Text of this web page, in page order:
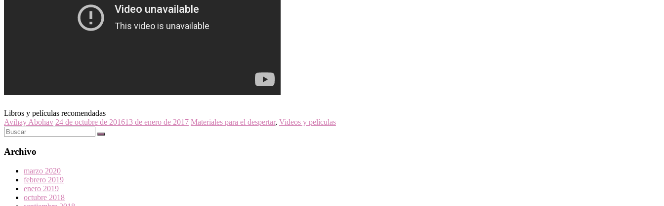
Libros y películas recomendadas
Avihay Abohav 24 de octubre de 201613 de enero de 2017 Materiales para el despertar, Videos y películas
Archivo
marzo 2020
febrero 2019
enero 2019
octubre 2018